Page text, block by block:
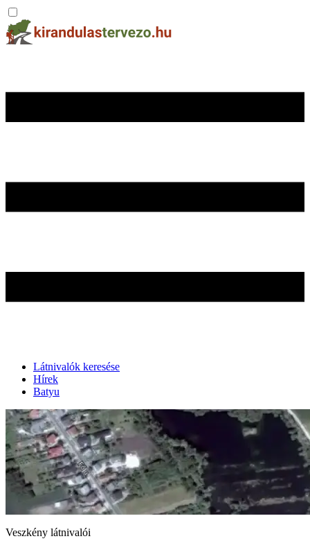
Látnivalók keresése
Hírek
Batyu
Veszkény látnivalói